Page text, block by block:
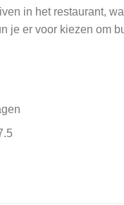
in het restaurant,
je er voor kiezen om